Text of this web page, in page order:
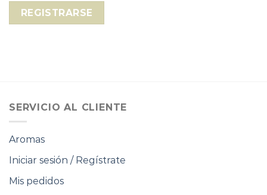
REGISTRARSE
SERVICIO AL CLIENTE
Aromas
Iniciar sesión / Regístrate
Mis pedidos